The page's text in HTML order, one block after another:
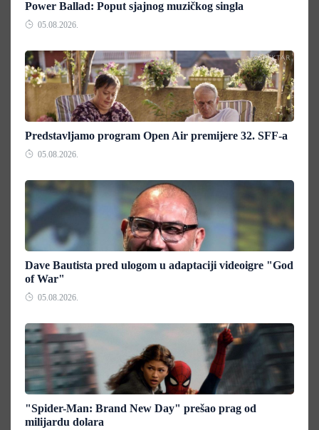
Power Ballad: Poput sjajnog muzičkog singla
05.08.2026.
Predstavljamo program Open Air premijere 32. SFF-a
05.08.2026.
Dave Bautista pred ulogom u adaptaciji videoigre "God
of War"
05.08.2026.
"Spider-Man: Brand New Day" prešao prag od
milijardu dolara